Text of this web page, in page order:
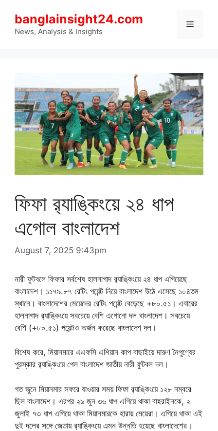
content
banglainsight24.com
News, Analysis & Insights
Menu
ফিফা র‍্যাঙ্কিংয়ে ২৪ ধাপ
এগোল বাংলাদেশ
August 7, 2025 9:43pm
নারী ফুটবলে ফিফার সর্বশেষ হালনাগাদ র‍্যাঙ্কিংয়ে ২৪ ধাপ এগিয়েছে
বাংলাদেশ। ১১৭৯.৮৭ রেটিং পয়েন্ট নিয়ে বাংলাদেশ উঠে এসেছে ১০৪তম
স্থানে। বাংলাদেশের মেয়েদের রেটিং পয়েন্ট বেড়েছে ‍+৮০.৫১। এবারের
হালনাগাদ র‍্যাঙ্কিংয়ে সবচেয়ে বেশি এগোনো দল বাংলাদেশ। সবচেয়ে
বেশি (‍+৮০.৫১) পয়েন্টও অর্জন করেছে বাংলাদেশ দল।
‎‎বিশেষ করে, মিয়ানমারে এএফসি এশিয়ান কাপ বাছাইয়ে দারুণ নৈপুণ্যের
পুরস্কার র‍্যাঙ্কিংয়ে পেল বাংলাদেশ জাতীয় নারী ফুটবল দল।
গত জুনে মিয়ানমার সফরে যাওয়ার সময় ফিফা র‍্যাঙ্কিংয়ে ১২৮ নম্বরে
ছিল বাংলাদেশ। এরপর ২৯ জুন ৩৬ ধাপ এগিয়ে থাকা বাহরাইনকে, ২
জুলাই ৭৩ ধাপ এগিয়ে থাকা মিয়ানমারকে হারায় মেয়েরা। এগিয়ে থাকা এই
দুই দলের সঙ্গে জেতায় র‍্যাঙ্কিংয়ে এমন উন্নতি হয়েছে বাংলাদেশের।